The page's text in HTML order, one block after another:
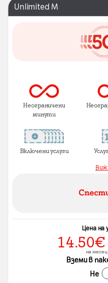
Unlimited M
Неограничени
минути
Включени услуги
Виж
Цена на
14.50€
на
Вземи в
Не